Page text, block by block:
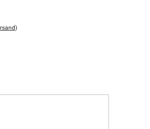
)
ist zurzeit nicht verfügbar.)